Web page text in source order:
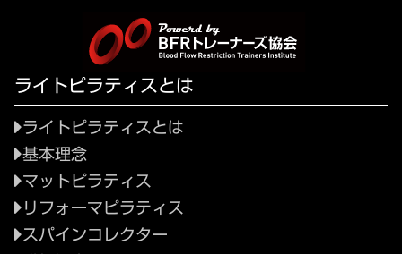
ライトピラティスとは
ライトピラティスとは
基本理念
マットピラティス
リフォーマピラティス
スパインコレクター